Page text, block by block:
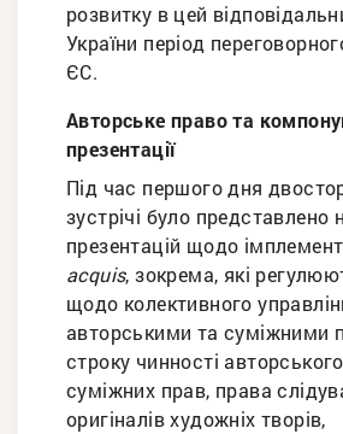
розвитку в цей
України період
ЄС.
Авторське право та
презентації
Під час першого дня
зустрічі було представлено
презентацій щодо
acquis, зокрема, які
щодо колективного
авторськими та суміжними
строку чинності
суміжних прав, права
оригіналів художніх творів,